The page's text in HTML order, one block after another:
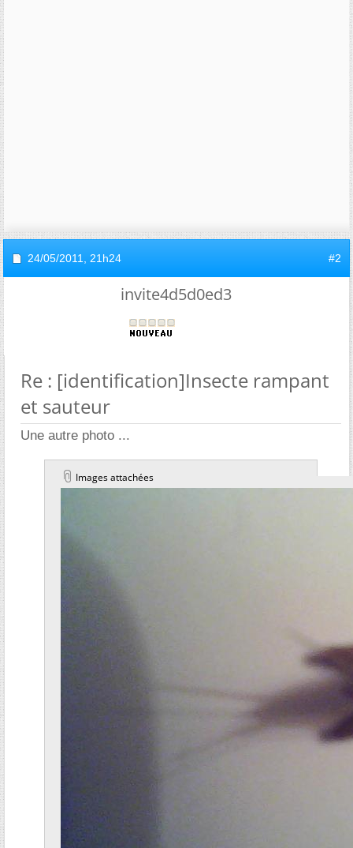
24/05/2011, 21h24 #2
invite4d5d0ed3
Re : [identification]Insecte rampant
et sauteur
Une autre photo ...
Images attachées